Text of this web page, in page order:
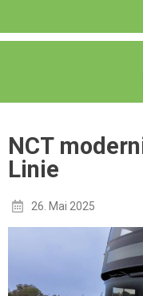
NCT
Linie
26. Mai 2025